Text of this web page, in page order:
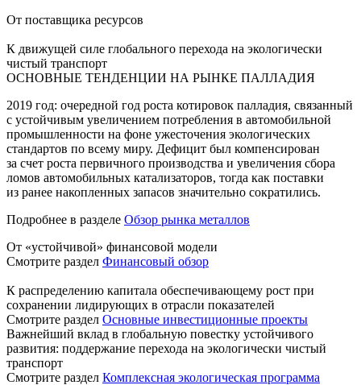
От поставщика ресурсов
К движущей силе глобального перехода на экологически
чистый транспорт
ОСНОВНЫЕ ТЕНДЕНЦИИ НА РЫНКЕ ПАЛЛАДИЯ
2019 год: очередной год роста котировок палладия, связанный
с устойчивым увеличением потребления в автомобильной
промышленности на фоне ужесточения экологических
стандартов по всему миру. Дефицит был компенсирован
за счет роста первичного производства и увеличения сбора
ломов автомобильных катализаторов, тогда как поставки
из ранее накопленных запасов значительно сократились.
Подробнее в разделе Обзор рынка металлов
От «устойчивой» финансовой модели
Смотрите раздел Финансовый обзор
К распределению капитала обеспечивающему рост при
сохранении лидирующих в отрасли показателей
Смотрите раздел Основные инвестиционные проекты
Важнейший вклад в глобальную повестку устойчивого
развития: поддержание перехода на экологически чистый
транспорт
Смотрите раздел Комплексная экологическая программа